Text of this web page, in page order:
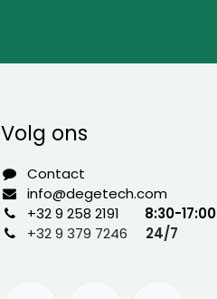
Volg ons
Contact
info@degetech.com
+32 9 258 2191 8:30-17:00
+32 9 379 7246
24/7